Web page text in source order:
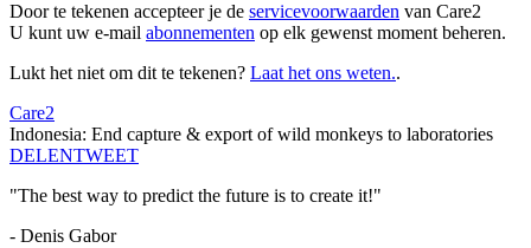
Door te tekenen accepteer je de servicevoorwaarden van Care2
U kunt uw e-mail abonnementen op elk gewenst moment beheren.
Lukt het niet om dit te tekenen? Laat het ons weten..
Care2
Indonesia: End capture & export of wild monkeys to laboratories
DELENTWEET
"The best way to predict the future is to create it!"
- Denis Gabor